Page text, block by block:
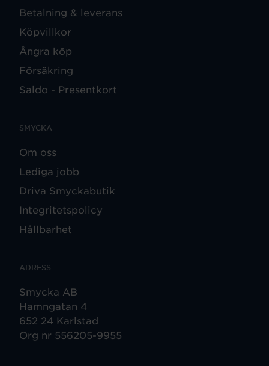
Betalning & leverans
Köpvillkor
Ångra köp
Försäkring
Saldo - Presentkort
SMYCKA
Om oss
Lediga jobb
Driva Smyckabutik
Integritetspolicy
Hållbarhet
ADRESS
Smycka AB
Hamngatan 4
652 24 Karlstad
Org nr 556205-9955